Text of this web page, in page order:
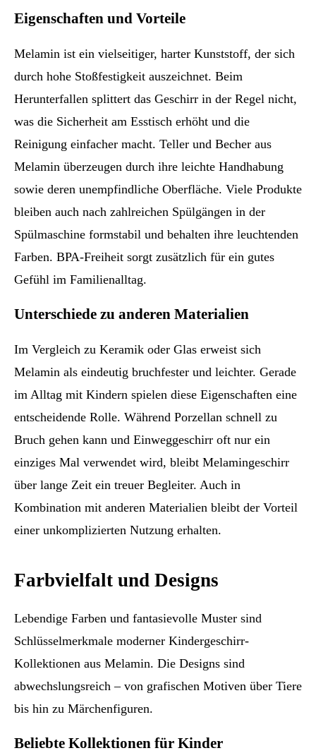
Eigenschaften und Vorteile
Melamin ist ein vielseitiger, harter Kunststoff, der sich
durch hohe Stoßfestigkeit auszeichnet. Beim
Herunterfallen splittert das Geschirr in der Regel nicht,
was die Sicherheit am Esstisch erhöht und die
Reinigung einfacher macht. Teller und Becher aus
Melamin überzeugen durch ihre leichte Handhabung
sowie deren unempfindliche Oberfläche. Viele Produkte
bleiben auch nach zahlreichen Spülgängen in der
Spülmaschine formstabil und behalten ihre leuchtenden
Farben. BPA-Freiheit sorgt zusätzlich für ein gutes
Gefühl im Familienalltag.
Unterschiede zu anderen Materialien
Im Vergleich zu Keramik oder Glas erweist sich
Melamin als eindeutig bruchfester und leichter. Gerade
im Alltag mit Kindern spielen diese Eigenschaften eine
entscheidende Rolle. Während Porzellan schnell zu
Bruch gehen kann und Einweggeschirr oft nur ein
einziges Mal verwendet wird, bleibt Melamingeschirr
über lange Zeit ein treuer Begleiter. Auch in
Kombination mit anderen Materialien bleibt der Vorteil
einer unkomplizierten Nutzung erhalten.
Farbvielfalt und Designs
Lebendige Farben und fantasievolle Muster sind
Schlüsselmerkmale moderner Kindergeschirr-
Kollektionen aus Melamin. Die Designs sind
abwechslungsreich – von grafischen Motiven über Tiere
bis hin zu Märchenfiguren.
Beliebte Kollektionen für Kinder